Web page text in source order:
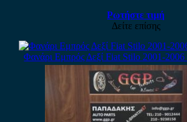
Ρωτήστε τιμή
Δείτε επίσης
Φανάρι Εμπρός Δεξί Fiat Stilo 2001-